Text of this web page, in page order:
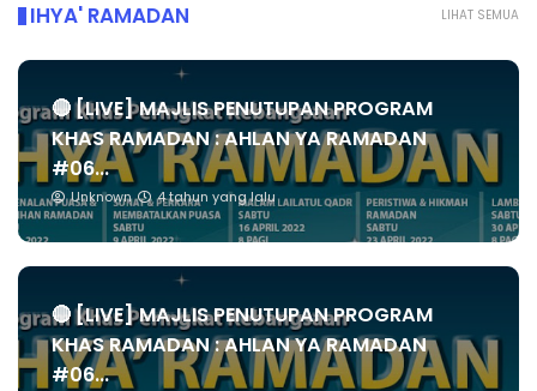
LIHAT SEMUA
IHYA' RAMADAN
🔴 [LIVE] MAJLIS PENUTUPAN PROGRAM
KHAS RAMADAN : AHLAN YA RAMADAN
#06...
Unknown 4 tahun yang lalu
🔴 [LIVE] MAJLIS PENUTUPAN PROGRAM
KHAS RAMADAN : AHLAN YA RAMADAN
#06...